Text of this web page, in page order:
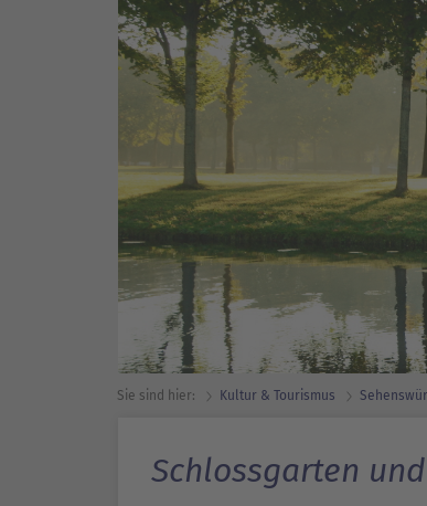
Sie sind hier: Kultur & Tourismus
Schlossgarten